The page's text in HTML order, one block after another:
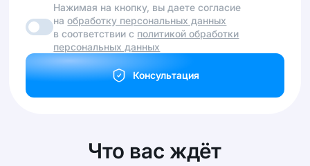
Нажимая на кнопку, вы даете согласие
наобработку персональных данных
в соответствии с политикой обработки
персональных данных
Консультация
Что вас ждёт